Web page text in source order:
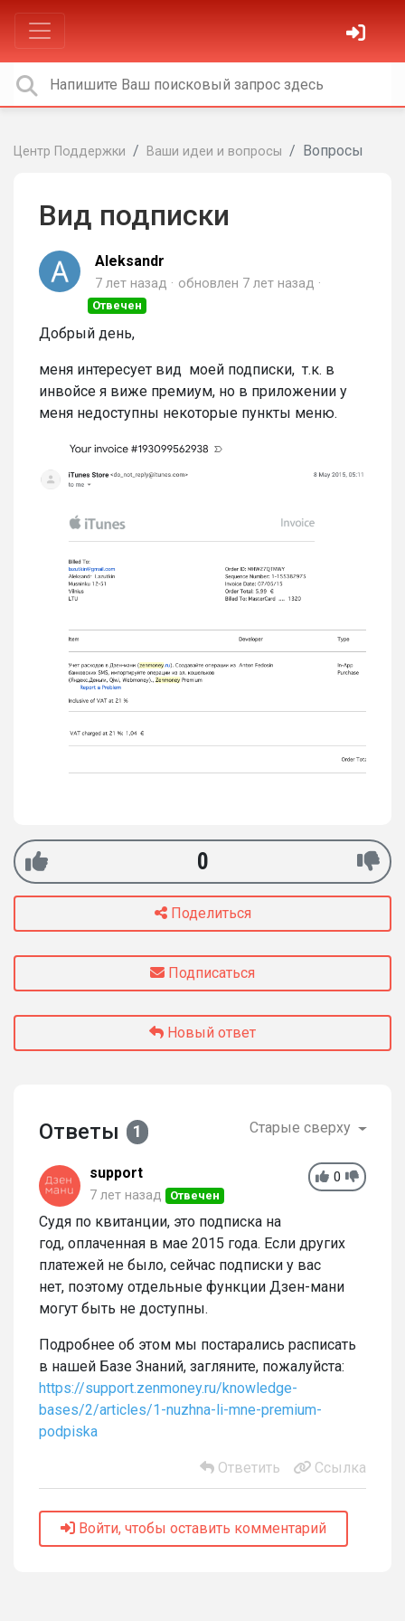
Центр Поддержки Ваши идеи и вопросы Вопросы
Вид подписки
Aleksandr
7 лет назад обновлен 7 лет назад
Отвечен
Добрый день,
меня интересует вид моей подписки, т.к. в
инвойсе я виже премиум, но в приложении у
меня недоступны некоторые пункты меню.
0
Поделиться
Подписаться
Новый ответ
Ответы 1 Старые сверху
0
support
7 лет назад Отвечен
Судя по квитанции, это подписка на
год, оплаченная в мае 2015 года. Если других
платежей не было, сейчас подписки у вас
нет, поэтому отдельные функции Дзен-мани
могут быть не доступны.
Подробнее об этом мы постарались расписать
в нашей Базе Знаний, загляните, пожалуйста:
https://support.zenmoney.ru/knowledge-
bases/2/articles/1-nuzhna-li-mne-premium-
podpiska
Ответить Ссылка
Войти, чтобы оставить комментарий